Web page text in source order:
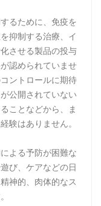
るために、免疫を
抑制する治療、イ
させる製品の投与
認められていませ
ントロールに期待
公開されていない
ことなどから、ま
験はありません。
よる予防が困難な
び、ケアなどの日
神的、肉体的なス